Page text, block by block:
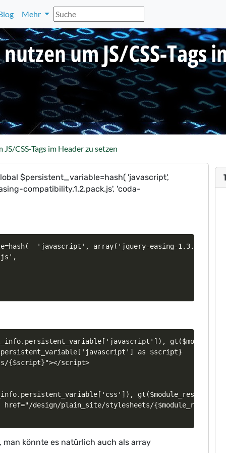
Mehr
um JS/CSS-Tags
CSS-Tags im Header zu setzen
$persistent_variable=hash( 'javascript',
compatibility.1.2.pack.js', 'coda-
'javascript', array('jquery-easing-
as $script}
{$script}"></script>
design/plain_site/stylesheets/
könnte es natürlich auch als array